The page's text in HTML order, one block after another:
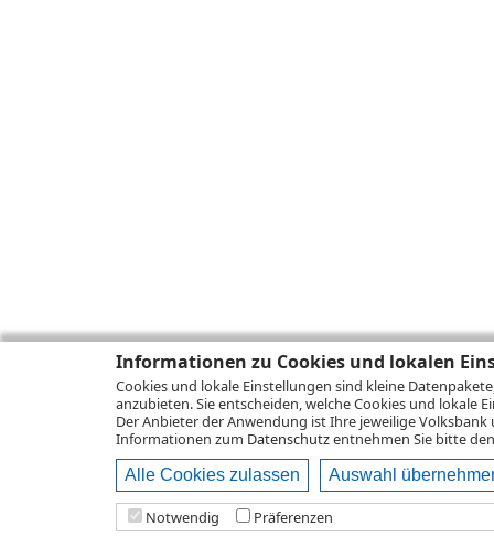
Informationen zu Cookies und lokalen
Cookies und lokale Einstellungen sind kleine
anzubieten. Sie entscheiden, welche Cookies und lokale
Der Anbieter der Anwendung ist Ihre jeweilige Volksbank
Informationen zum Datenschutzentnehmen Sie bitte
Alle Cookies zulassen Auswahl
Notwendig Präferenzen